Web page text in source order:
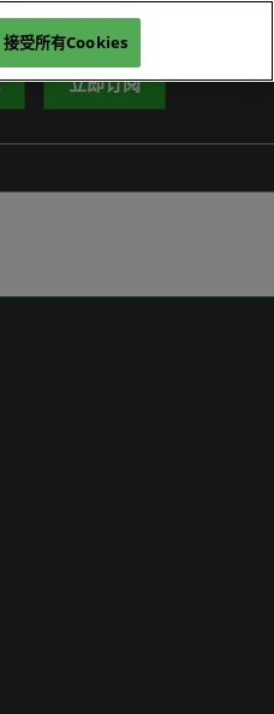
立即订阅
接受所有Cookies